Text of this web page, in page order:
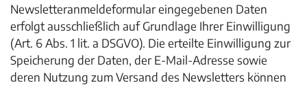
Newsletteranmeldeformular eingegebenen Daten
erfolgt ausschließlich auf Grundlage Ihrer Einwilligung
(Art. 6 Abs. 1 lit. a DSGVO). Die erteilte Einwilligung zur
Speicherung der Daten, der E-Mail-Adresse sowie
deren Nutzung zum Versand des Newsletters können